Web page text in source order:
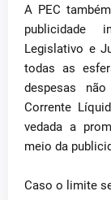
A PEC
publicidade
Legislativo e
todas as
despesas
Corrente
vedada a
meio da
Caso o limite